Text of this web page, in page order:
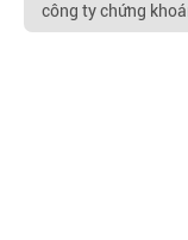
công ty chứng